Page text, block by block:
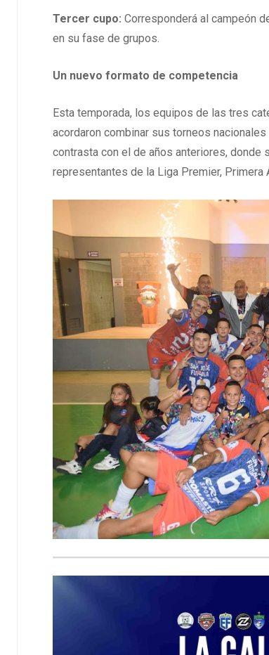
Tercer cupo: Corresponderá al campeón
en su fase de grupos.
Un nuevo formato de competencia
Esta temporada, los equipos de las tres
acordaron combinar sus torneos
contrasta con el de años anteriores, donde
representantes de la Liga Premier, Primera